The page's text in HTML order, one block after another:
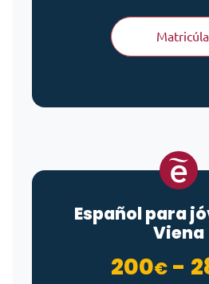
Español para
Viena
200€ -